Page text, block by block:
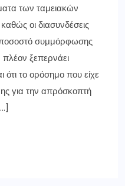
των ταμειακών
οι διασυνδέσεις
συμμόρφωσης
ξεπερνάει
ότι το ορόσημο που είχε
για την απρόσκοπτή